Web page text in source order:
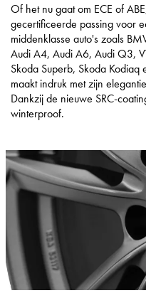
Of het nu gaat om ECE of
gecertificeerde passing voor
middenklasse auto's zoals
Audi A4, Audi A6, Audi Q3,
Skoda Superb, Skoda
maakt indruk met zijn
Dankzij de nieuwe SRC-
winterproof.